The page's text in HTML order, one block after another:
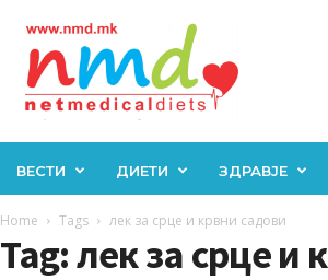
ВЕСТИ ДИЕТИ ЗДРАВЈЕ
Home Tags лек за срце и крвни садови
Tag: лек за срце и